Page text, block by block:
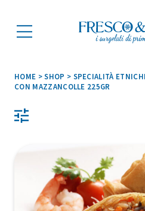
HOME >SHOP > SPECIALITÀ
CON MAZZANCOLLE 225GR